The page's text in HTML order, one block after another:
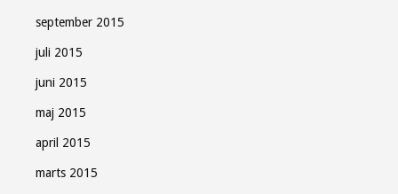
september 2015
juli 2015
juni 2015
maj 2015
april 2015
marts 2015